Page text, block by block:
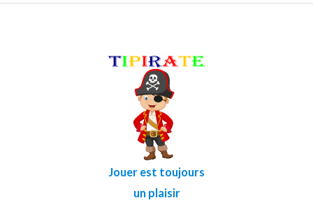
Jouer est toujours
un plaisir